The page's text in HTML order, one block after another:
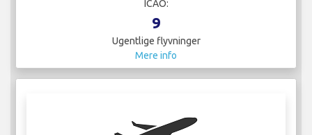
ICAO:
9
Ugentlige flyvninger
Mere info